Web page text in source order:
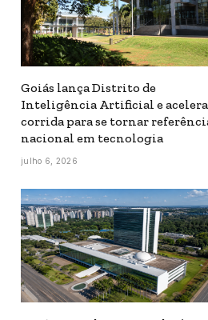
Goiás lança Distrito de
Inteligência Artificial e acelera
corrida para se tornar
nacional em tecnologia
julho 6, 2026